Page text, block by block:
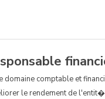
comptable et
le rendement de